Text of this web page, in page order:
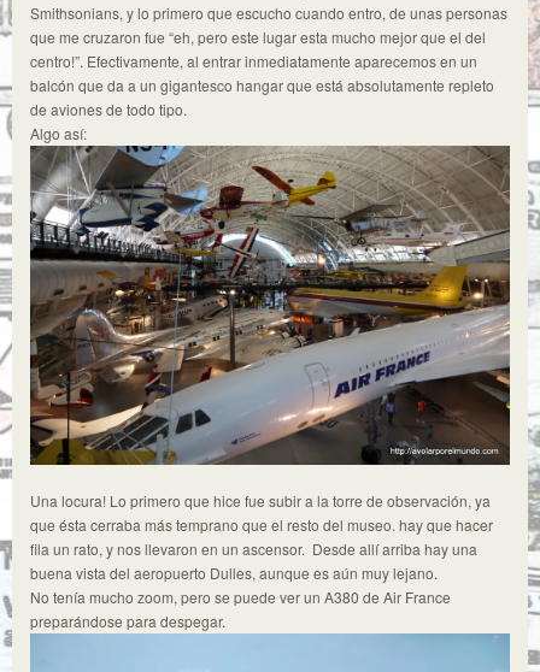
Smithsonians, y lo primero que escucho cuando entro, de unas personas
que me cruzaron fue “eh, pero este lugar esta mucho mejor que el del
centro!”. Efectivamente, al entrar inmediatamente aparecemos en un
balcón que da a un gigantesco hangar que está absolutamente repleto
de aviones de todo tipo.
Algo así:
Una locura! Lo primero que hice fue subir a la torre de observación, ya
que ésta cerraba más temprano que el resto del museo. hay que hacer
fila un rato, y nos llevaron en un ascensor. Desde allí arriba hay una
buena vista del aeropuerto Dulles, aunque es aún muy lejano.
No tenía mucho zoom, pero se puede ver un A380 de Air France
preparándose para despegar.